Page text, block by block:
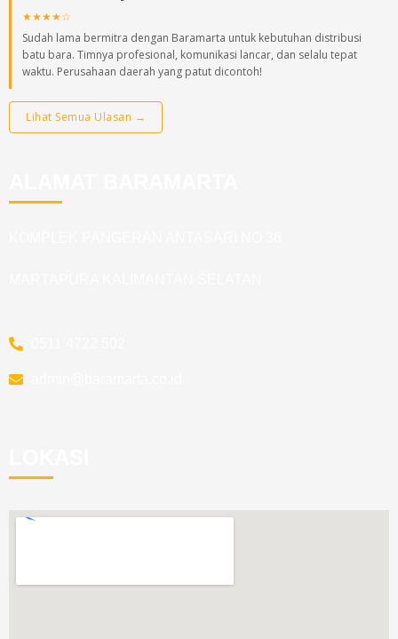
★★★★☆
Sudah lama bermitra dengan Baramarta untuk kebutuhan distribusi
batu bara. Timnya profesional, komunikasi lancar, dan selalu tepat
waktu. Perusahaan daerah yang patut dicontoh!
Lihat Semua Ulasan →